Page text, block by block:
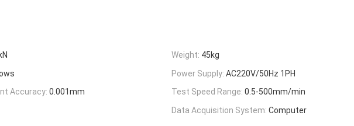
Weight: 45kg
Power Supply: AC220V/50Hz 1PH
Accuracy: 0.001mm Test Speed Range: 0.5-500mm/min
Data Acquisition System: Computer